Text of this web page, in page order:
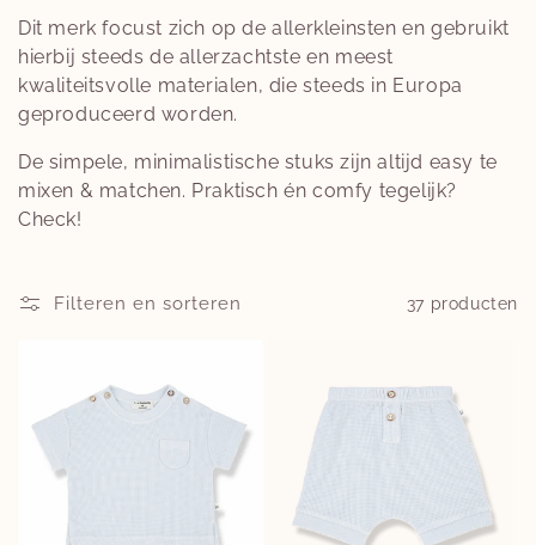
l
e
c
t
i
:
Dit merk focust zich op de allerkleinsten en gebruikt
hierbij steeds de allerzachtste en meest
kwaliteitsvolle materialen, die steeds in Europa
geproduceerd worden.
De simpele, minimalistische stuks zijn altijd easy te
mixen & matchen. Praktisch én comfy tegelijk?
Check!
Filteren en sorteren 37 producten